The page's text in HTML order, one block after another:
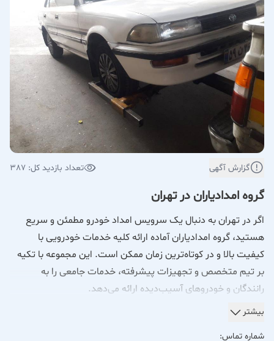
گزارش آگهی تعداد بازدید کل: 387
گروه امدادیاران در تهران
اگر در تهران به دنبال یک سرویس امداد خودرو مطمئن و سریع
هستید، گروه امدادیاران آماده ارائه کلیه خدمات خودرویی با
کیفیت بالا و در کوتاه‌ترین زمان ممکن است. این مجموعه با تکیه
بر تیم متخصص و تجهیزات پیشرفته، خدمات جامعی را به
رانندگان و خودروهای آسیب‌دیده ارائه می‌دهد.
خدمات امداد خودرو در تهران با امدادیاران
بیشتر
شماره تماس: